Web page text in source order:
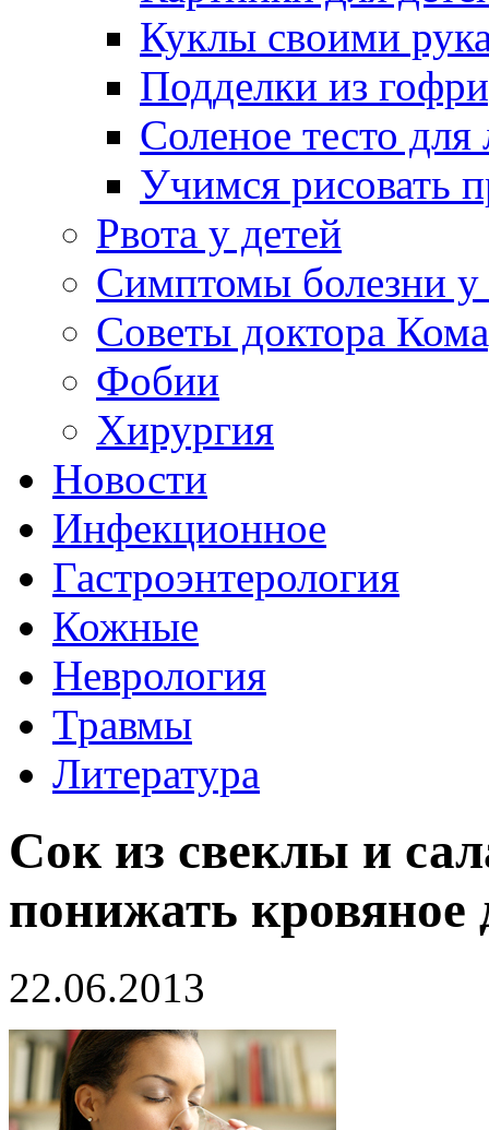
Куклы своими
Подделки из
Соленое тесто для
Учимся рисовать
Рвота у детей
Симптомы болезни у
Советы доктора
Фобии
Хирургия
Новости
Инфекционное
Гастроэнтерология
Кожные
Неврология
Травмы
Литература
Сок из свеклы и
понижать кровяное
22.06.2013